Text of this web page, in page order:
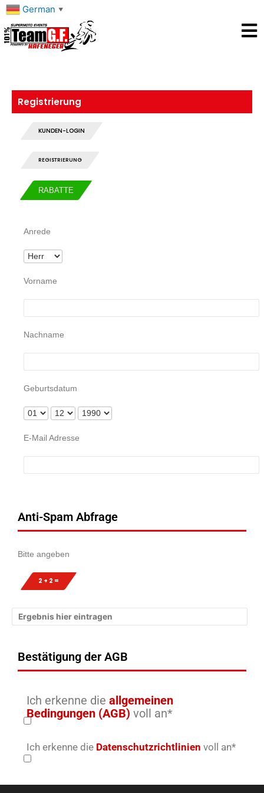
Zum
springen
German ▼
Registrierung
KUNDEN-LOGIN
REGISTRIERUNG
RABATTE
Anrede
Vorname
Nachname
Geburtsdatum
E-Mail Adresse
Anti-Spam Abfrage
Bitte angeben
2 + 2 =
Bestätigung der AGB
Ich erkenne die allgemeinen
Bedingungen (AGB) voll an*
Ich erkenne die Datenschutzrichtlinien voll an*